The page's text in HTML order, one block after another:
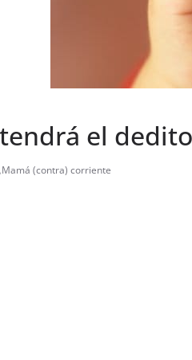
el
Mamá (contra) corriente